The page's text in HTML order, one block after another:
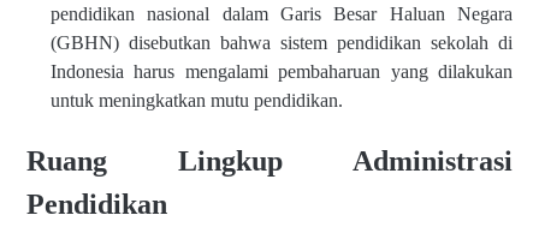
pendidikan nasional dalam Garis Besar Haluan Negara
(GBHN) disebutkan bahwa sistem pendidikan sekolah di
Indonesia harus mengalami pembaharuan yang dilakukan
untuk meningkatkan mutu pendidikan.
Ruang Lingkup Administrasi
Pendidikan